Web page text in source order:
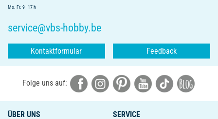
Mo.-Fr. 9 - 17 h
service@vbs-hobby.be
Kontaktformular Feedback
Folge uns auf:
ÜBER UNS
SERVICE